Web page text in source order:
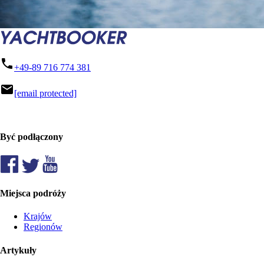
phone+49-89 716 774 381
mail[email protected]
Być podłączony
Miejsca podróży
Krajów
Regionów
Artykuły